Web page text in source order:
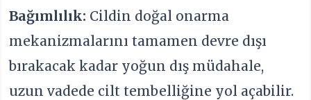
Bağımlılık: Cildin doğal onarma
mekanizmalarını tamamen devre dışı
bırakacak kadar yoğun dış müdahale,
uzun vadede cilt tembelliğine yol açabilir.